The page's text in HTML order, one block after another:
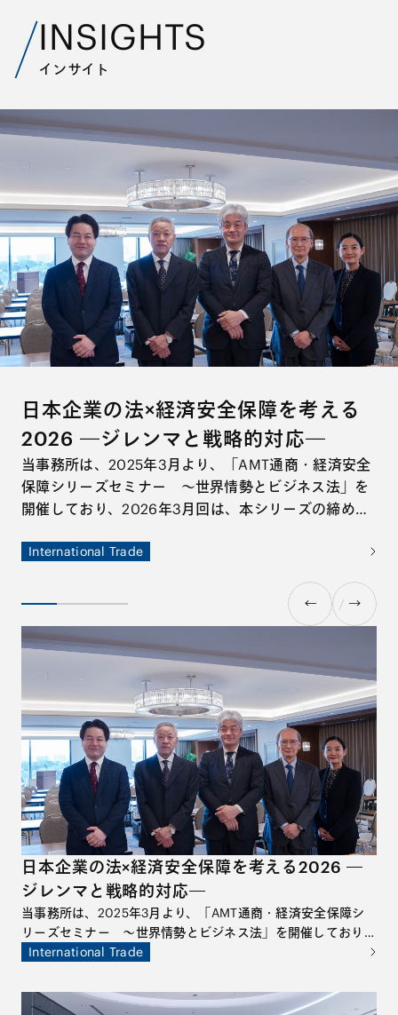
INSIGHTS
インサイト
日本企業の法×経済安全保障を考える
2026 ―ジレンマと戦略的対応―
当事務所は、2025年3月より、「AMT通商・経済安全
保障シリーズセミナー ～世界情勢とビジネス法」を
開催しており、2026年3月回は、本シリーズの締めく
授、国際文化会館地経学研究所所長の鈴木一人先生を
ナーでは、国際情勢の変容を踏まえ、経済安全保障の
観点から日本企業が直面するリスクと機会を整理する
とともに、今後求められる実務対応について多角的な
議論が交わされました。
International Trade
AMT/ Innovation in Action：世界に
おける宇宙法の深化に向けた模索
─Asia Space Lawyers’ Forumの立
ち上げによせて
宇宙法は、宇宙技術の急速な発展を背景に、国際法・
国内法の両面で近時さらなる深化に向けた模索が進ん
でいます。宇宙ビジネスに関わる様々な当事者にとっ
ことがますます重要となっています。宇宙法に関する
のライデン大学国際航空宇宙法研究所にて客員研究員
として研究活動に従事した山田智希弁護士は、その成
果をさらに実践に活かす試みとして、アジア各国の宇
宙法関係者と共にAsia Space Lawyers’ Forumを立ち
上げました。本特集は、世界における宇宙法をめぐる
近時の動向や今後の展望について取り上げた、同弁護
士による寄稿です。
Corporate Tech/Data/IT/Telecom
会社法改正の最新動向
2025年2月10日開催の法務省の法制審議会（法務大臣
の諮問機関）の総会第201回会議において、法務大臣
から法制審議会に対し、「会社法制に関する諮問」
総会等関係）部会」で審議されることとなりました。
Corporate M&A
AMT/ Innovation in Action：セキュ
リティトークン実務の進化と展望
本特集では、日本におけるセキュリティトークン市場
の黎明期から現在、そして今後の展望について、セキ
ュリティトークンのプラクティスに深くかかわる3名
Capital Markets Finance and Financial Institutions
AMT戦略的カーブアウトM&A ～各
種法分野における実務上の留意点～
「事業ポートフォリオの最適化」が上場会社に求めら
れる経営課題の一つとして定着しつつあります。その
中で、カーブアウトM&A、すなわち、企業の特定事業
の件数および規模ともに拡大を続けています。 一方
通常のM&Aとは異なり、多岐にわたる論点や留意点が
数多く存在し、これらを十分に把握したうえでプロジ
ェクトに臨むことが必要不可欠といえます。
M&A
日本企業の法×経済安全保障を考える2026 ―
ジレンマと戦略的対応―
当事務所は、2025年3月より、「AMT通商・経済安全保障シ
リーズセミナー ～世界情勢とビジネス法」を開催しており、
2026年3月回は、本シリーズの締めくくりとして、ゲスト講
所長の鈴木一人先生をお招きして特別セミナーを開催しまし
た。本特別セミナーでは、国際情勢の変容を踏まえ、経済安全
International Trade